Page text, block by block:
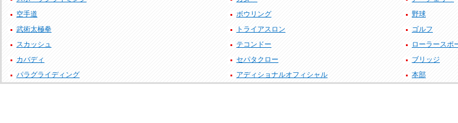
空手道
ボウリング
野球
武術太極拳
トライアスロン
ゴルフ
スカッシュ
テコンドー
ローラースポ
カバディ
セパタクロー
ブリッジ
パラグライディング
アディショナルオフィシャル 本部